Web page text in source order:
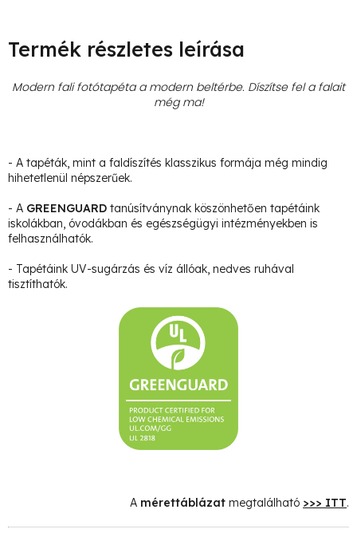
Termék részletes leírása
Modern fali fotótapéta a modern beltérbe. Díszítse fel a falait
még ma!
- A tapéták, mint a faldíszítés klasszikus formája még mindig
hihetetlenül népszerűek.
- A GREENGUARD tanúsítványnak köszönhetően tapétáink
iskolákban, óvodákban és egészségügyi intézményekben is
felhasználhatók.
- Tapétáink UV-sugárzás és víz állóak, nedves ruhával
tisztíthatók.
A mérettáblázat megtalálható >>> ITT.